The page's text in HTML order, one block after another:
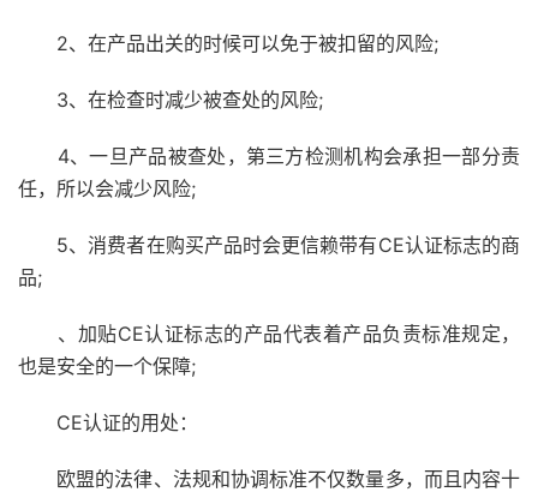
2、在产品出关的时候可以免于被扣留的风险;
3、在检查时减少被查处的风险;
4、一旦产品被查处，第三方检测机构会承担一部分责
任，所以会减少风险;
5、消费者在购买产品时会更信赖带有CE认证标志的商
品;
、加贴CE认证标志的产品代表着产品负责标准规定，
也是安全的一个保障;
CE认证的用处：
欧盟的法律、法规和协调标准不仅数量多，而且内容十